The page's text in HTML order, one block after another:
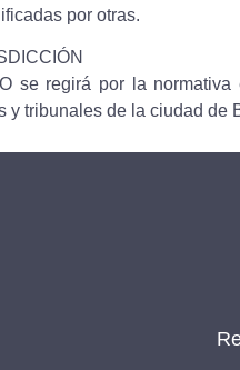
por otras.
se regirá por la normativa
y tribunales de la ciudad de